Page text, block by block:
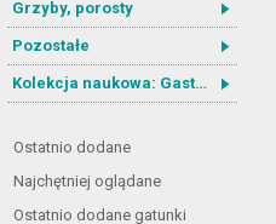
Grzyby, porosty
Pozostałe
Kolekcja naukowa: Gastrotricha
Ostatnio dodane
Najchętniej oglądane
Ostatnio dodane gatunki